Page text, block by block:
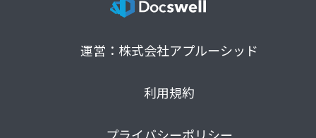
運営：株式会社アプルーシッド
利用規約
プライバシーポリシー